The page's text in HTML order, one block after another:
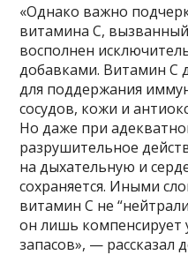
«Однако важно
витамина С,
восполнен
добавками. Витамин С
для поддержания
сосудов, кожи и
Но даже при
разрушительное
на дыхательную и
сохраняется. Иными
витамин С не
он лишь компенсирует
запасов», — рассказал